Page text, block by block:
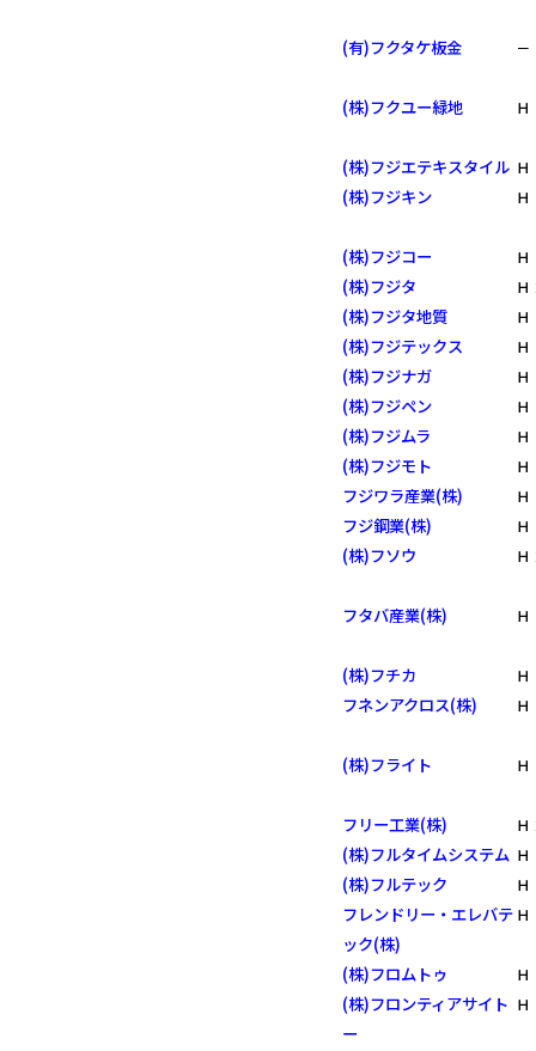
(有)フクタケ板金 －
(株)フクユー緑地 Ｈ
(株)フジエテキスタイル Ｈ
(株)フジキン Ｈ
(株)フジコー Ｈ
(株)フジタ Ｈ
(株)フジタ地質 Ｈ
(株)フジテックス Ｈ
(株)フジナガ Ｈ
(株)フジペン Ｈ
(株)フジムラ Ｈ
(株)フジモト Ｈ
フジワラ産業(株) Ｈ
フジ鋼業(株) Ｈ
(株)フソウ Ｈ
フタバ産業(株) Ｈ
(株)フチカ Ｈ
フネンアクロス(株) Ｈ
(株)フライト Ｈ
フリー工業(株) Ｈ
(株)フルタイムシステム Ｈ
(株)フルテック Ｈ
フレンドリー・エレバテ
ック(株)
Ｈ
(株)フロムトゥ Ｈ
(株)フロンティアサイト
ー
Ｈ